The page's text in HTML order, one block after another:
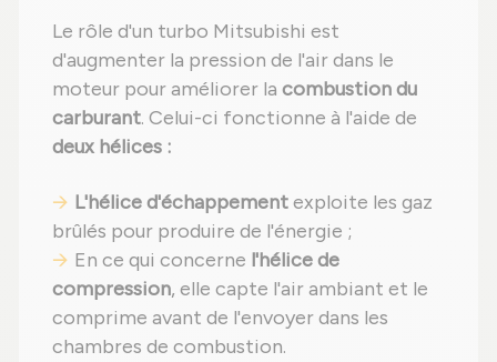
Le rôle d'un turbo Mitsubishi est
d'augmenter la pression de l'air dans le
moteur pour améliorer la combustion du
carburant. Celui-ci fonctionne à l'aide de
deux hélices :
L'hélice d'échappementexploite les gaz
brûlés pour produire de l'énergie ;
En ce qui concerne l'hélice de
compression, elle capte l'air ambiant et le
comprime avant de l'envoyer dans les
chambres de combustion.